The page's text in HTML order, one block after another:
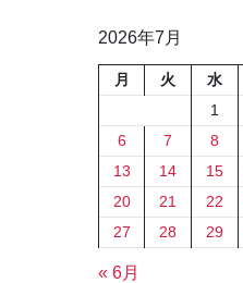
2026年7月
月 火 水
1
6
7 8
13
14 15
20
21 22
27
28 29
« 6月